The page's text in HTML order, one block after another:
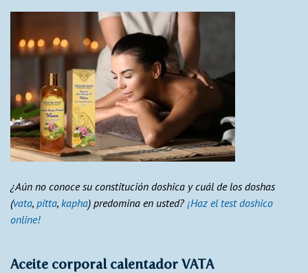
¿Aún no conoce su constitución doshica y cuál de los doshas
(vata, pitta, kapha) predomina en usted? ¡Haz el test doshico
online!
Aceite corporal calentador VATA